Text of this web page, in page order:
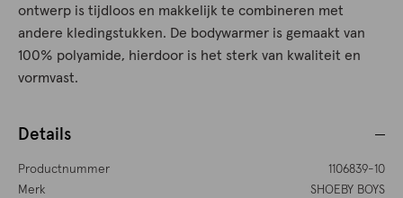
ontwerp is tijdloos en makkelijk te combineren met
andere kledingstukken. De bodywarmer is gemaakt van
100% polyamide, hierdoor is het sterk van kwaliteit en
vormvast.
Details
Productnummer
1106839-10
Merk
SHOEBY BOYS